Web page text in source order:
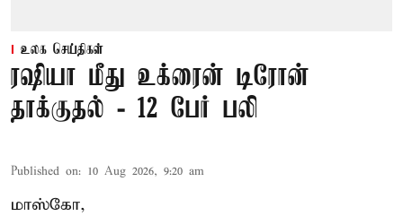
உலக செய்திகள்
ரஷியா மீது உக்ரைன் டிரோன்
தாக்குதல் - 12 பேர் பலி
Published on: 10 Aug 2026, 9:20 am
மாஸ்கோ,